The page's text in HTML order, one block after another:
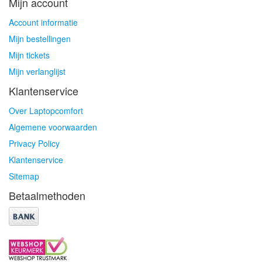
Account informatie
Mijn bestellingen
Mijn tickets
Mijn verlanglijst
Klantenservice
Over Laptopcomfort
Algemene voorwaarden
Privacy Policy
Klantenservice
Sitemap
Betaalmethoden